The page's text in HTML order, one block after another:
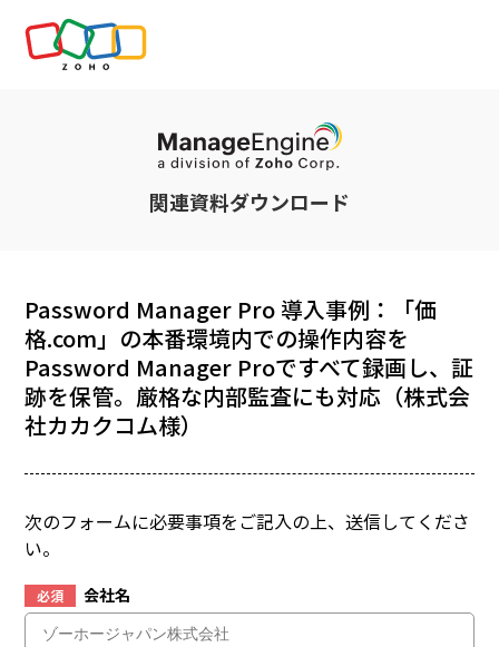
関連資料ダウンロード
Password Manager Pro 導入事例：「価
格.com」の本番環境内での操作内容を
Password Manager Proですべて録画し、証
跡を保管。厳格な内部監査にも対応（株式会
社カカクコム様）
次のフォームに必要事項をご記入の上、送信してくださ
い。
必須 会社名